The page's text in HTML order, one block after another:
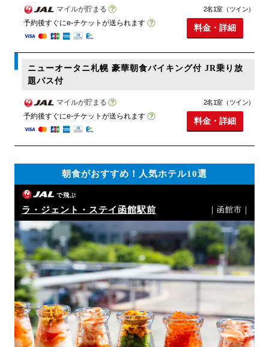
マイルが貯まる
予約後すぐにe-チケットが送られます
2名1室（ツイン）
料金・詳細
ニューオータニ札幌 豪華朝食バイキング付 JR乗り放
題パス付
マイルが貯まる
予約後すぐにe-チケットが送られます
2名1室（ツイン）
料金・詳細
朝食がおすすめ！人気ホテル10選
で飛ぶ
ラ・ジェント・ステイ函館駅前 ｜函館市｜